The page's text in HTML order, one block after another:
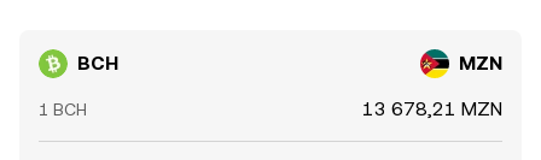
BCH MZN
1 BCH 13 678,21 MZN